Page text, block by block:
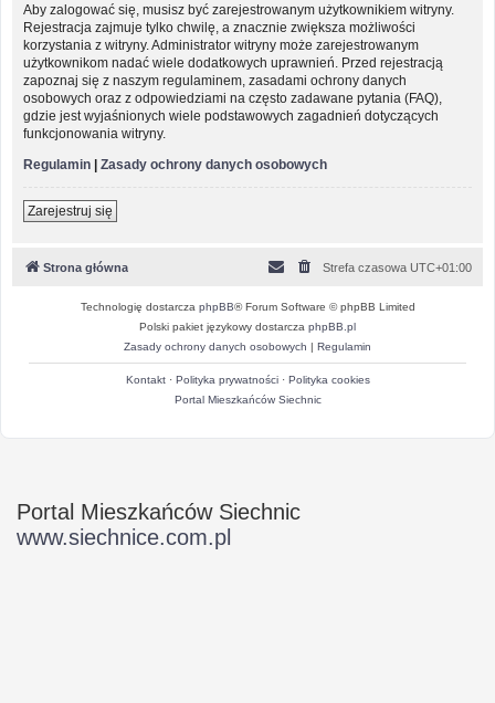
Aby zalogować się, musisz być zarejestrowanym użytkownikiem witryny.
Rejestracja zajmuje tylko chwilę, a znacznie zwiększa możliwości
korzystania z witryny. Administrator witryny może zarejestrowanym
użytkownikom nadać wiele dodatkowych uprawnień. Przed rejestracją
zapoznaj się z naszym regulaminem, zasadami ochrony danych
osobowych oraz z odpowiedziami na często zadawane pytania (FAQ),
gdzie jest wyjaśnionych wiele podstawowych zagadnień dotyczących
funkcjonowania witryny.
Regulamin | Zasady ochrony danych osobowych
Zarejestruj się
Strona główna Strefa czasowa UTC+01:00
Technologię dostarcza phpBB® Forum Software © phpBB Limited
Polski pakiet językowy dostarcza phpBB.pl
Zasady ochrony danych osobowych | Regulamin
Kontakt· Polityka prywatności· Polityka cookies
Portal Mieszkańców Siechnic
Portal Mieszkańców Siechnic
www.siechnice.com.pl